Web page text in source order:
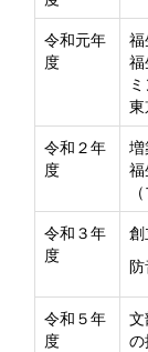
令和元年
度
令和２年
度
令和３年
度
令和５年
度